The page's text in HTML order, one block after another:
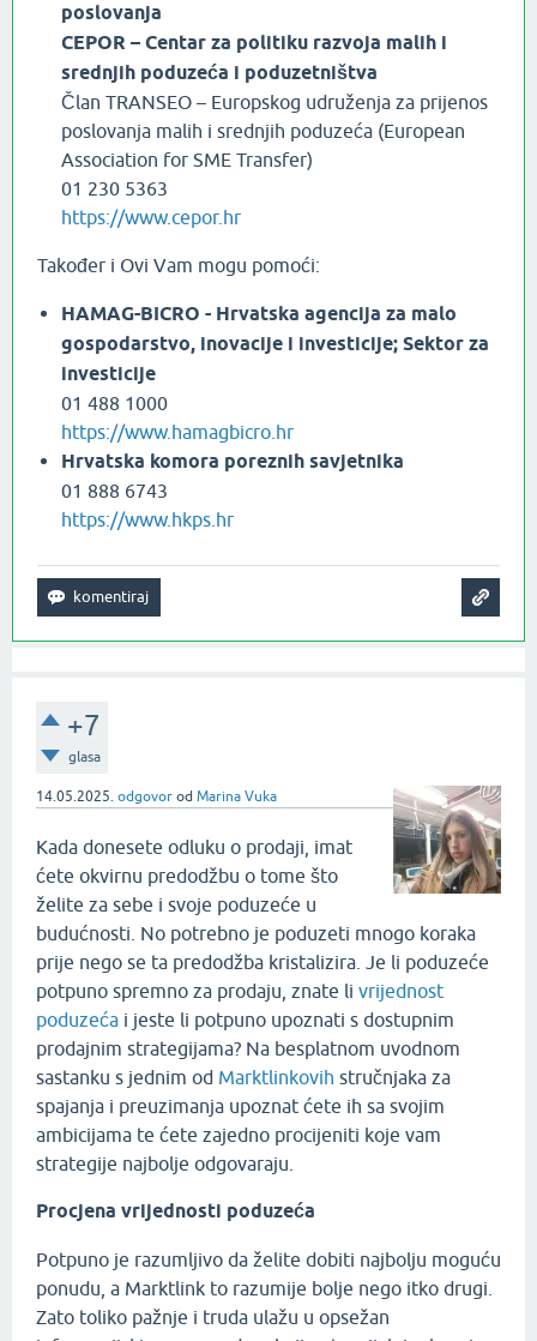
poslovanja
CEPOR – Centar za politiku razvoja malih i
srednjih poduzeća i poduzetništva
Član TRANSEO – Europskog udruženja za prijenos
poslovanja malih i srednjih poduzeća (European
Association for SME Transfer)
01 230 5363
https://www.cepor.hr
Također i Ovi Vam mogu pomoći:
HAMAG-BICRO - Hrvatska agencija za malo
gospodarstvo, inovacije i investicije; Sektor za
investicije
01 488 1000
https://www.hamagbicro.hr
Hrvatska komora poreznih savjetnika
01 888 6743
https://www.hkps.hr
+7
glasa
14.05.2025. odgovor od Marina Vuka
Kada donesete odluku o prodaji, imat
ćete okvirnu predodžbu o tome što
želite za sebe i svoje poduzeće u
budućnosti. No potrebno je poduzeti mnogo koraka
prije nego se ta predodžba kristalizira. Je li poduzeće
potpuno spremno za prodaju, znate li vrijednost
poduzeća i jeste li potpuno upoznati s dostupnim
prodajnim strategijama? Na besplatnom uvodnom
sastanku s jednim od Marktlinkovih stručnjaka za
spajanja i preuzimanja upoznat ćete ih sa svojim
ambicijama te ćete zajedno procijeniti koje vam
strategije najbolje odgovaraju.
Procjena vrijednosti poduzeća
Potpuno je razumljivo da želite dobiti najbolju moguću
ponudu, a Marktlink to razumije bolje nego itko drugi.
Zato toliko pažnje i truda ulažu u opsežan